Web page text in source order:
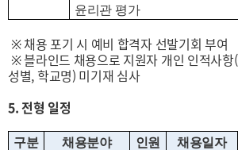
윤리관 평가
※ 채용 포기 시 예비 합격자 선발기회 부여
※ 블라인드 채용으로 지원자 개인 인적사항
성별, 학교명) 미기재 심사
5. 전형 일정
구분 채용분야 인원 채용일자